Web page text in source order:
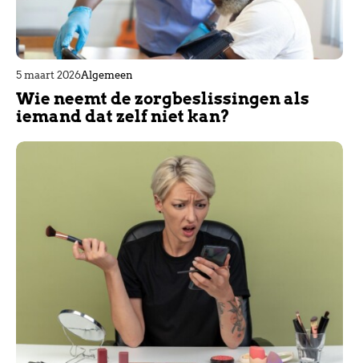
5 maart 2026Algemeen
Wie neemt de zorgbeslissingen als
iemand dat zelf niet kan?